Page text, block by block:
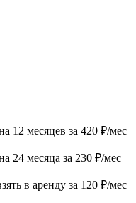
12 месяцев за 420 ₽/мес
24 месяца за 230 ₽/мес
в аренду за 120 ₽/мес